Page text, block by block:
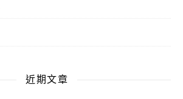
近期文章